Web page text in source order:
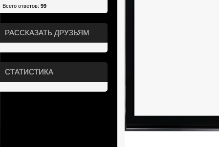
Всего ответов: 99
РАССКАЗАТЬ ДРУЗЬЯМ
СТАТИСТИКА